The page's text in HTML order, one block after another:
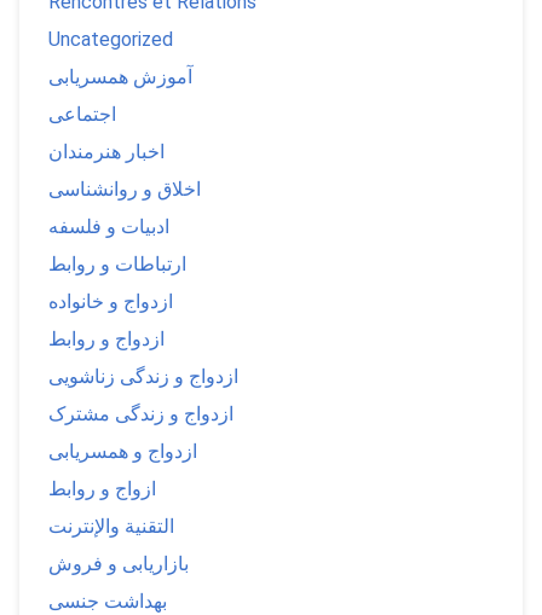
Uncategorized
آموزش همسریابی
اجتماعی
اخبار هنرمندان
اخلاق و روانشناسی
ادبیات و فلسفه
ارتباطات و روابط
ازدواج و خانواده
ازدواج و روابط
ازدواج و زندگی زناشویی
ازدواج و زندگی مشترک
ازدواج و همسریابی
ازواج و روابط
التقنية والإنترنت
بازاریابی و فروش
بهداشت جنسی